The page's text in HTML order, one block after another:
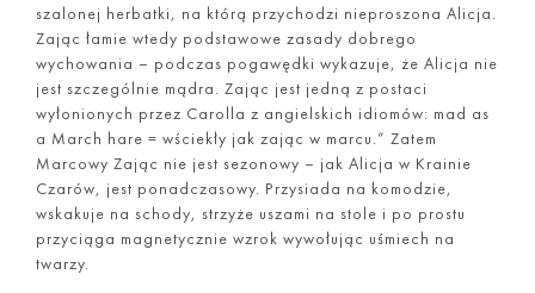
szalonej herbatki, na którą przychodzi nieproszona Alicja.
Zając łamie wtedy podstawowe zasady dobrego
wychowania – podczas pogawędki wykazuje, że Alicja nie
jest szczególnie mądra. Zając jest jedną z postaci
wyłonionych przez Carolla z angielskich idiomów: mad as
a March hare = wściekły jak zając w marcu.” Zatem
Marcowy Zając nie jest sezonowy – jak Alicja w Krainie
Czarów, jest ponadczasowy. Przysiada na komodzie,
wskakuje na schody, strzyże uszami na stole i po prostu
przyciąga magnetycznie wzrok wywołując uśmiech na
twarzy.